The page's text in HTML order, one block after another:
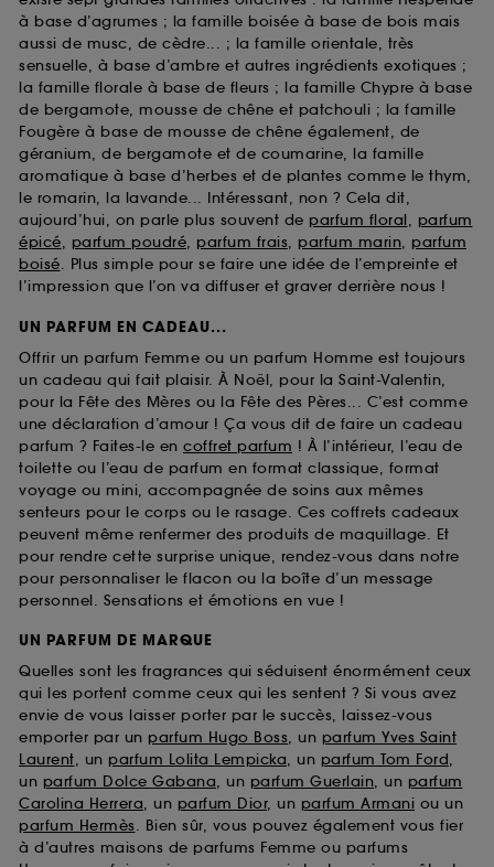
à base d’agrumes ; la famille boisée à base de bois mais
aussi de musc, de cèdre... ; la famille orientale, très
sensuelle, à base d’ambre et autres ingrédients exotiques ;
la famille florale à base de fleurs ; la famille Chypre à base
de bergamote, mousse de chêne et patchouli ; la famille
Fougère à base de mousse de chêne également, de
géranium, de bergamote et de coumarine, la famille
aromatique à base d’herbes et de plantes comme le thym,
le romarin, la lavande... Intéressant, non ? Cela dit,
aujourd’hui, on parle plus souvent de parfum floral, parfum
épicé, parfum poudré, parfum frais, parfum marin, parfum
boisé. Plus simple pour se faire une idée de l’empreinte et
l’impression que l’on va diffuser et graver derrière nous !
UN PARFUM EN CADEAU...
Offrir un parfum Femme ou un parfum Homme est toujours
un cadeau qui fait plaisir. À Noël, pour la Saint-Valentin,
pour la Fête des Mères ou la Fête des Pères... C’est comme
une déclaration d’amour ! Ça vous dit de faire un cadeau
parfum ? Faites-le en coffret parfum ! À l’intérieur, l’eau de
toilette ou l’eau de parfum en format classique, format
voyage ou mini, accompagnée de soins aux mêmes
senteurs pour le corps ou le rasage. Ces coffrets cadeaux
peuvent même renfermer des produits de maquillage. Et
pour rendre cette surprise unique, rendez-vous dans notre
pour personnaliser le flacon ou la boîte d’un message
personnel. Sensations et émotions en vue !
UN PARFUM DE MARQUE
Quelles sont les fragrances qui séduisent énormément ceux
qui les portent comme ceux qui les sentent ? Si vous avez
envie de vous laisser porter par le succès, laissez-vous
emporter par un parfum Hugo Boss, un parfum Yves Saint
Laurent, un parfum Lolita Lempicka, un parfum Tom Ford,
un parfum Dolce Gabana, un parfum Guerlain, un parfum
Carolina Herrera, un parfum Dior, un parfum Armani ou un
parfum Hermès. Bien sûr, vous pouvez également vous fier
à d’autres maisons de parfums Femme ou parfums